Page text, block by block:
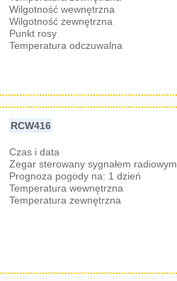
Wilgotność wewnętrzna
Wilgotność zewnętrzna
Punkt rosy
Temperatura odczuwalna
RCW416
Czas i data
Zegar sterowany sygnałem radiowym
Prognoza pogody na: 1 dzień
Temperatura wewnętrzna
Temperatura zewnętrzna